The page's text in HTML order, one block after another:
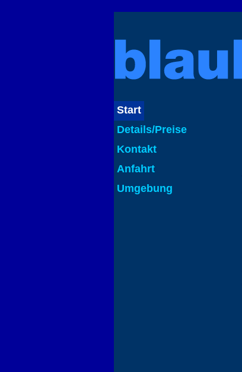
Start
Details/Preise
Kontakt
Anfahrt
Umgebung